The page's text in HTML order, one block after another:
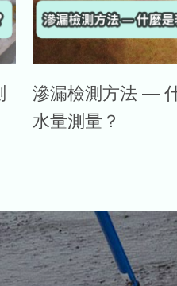
滲漏檢測方法 —
水量測量？